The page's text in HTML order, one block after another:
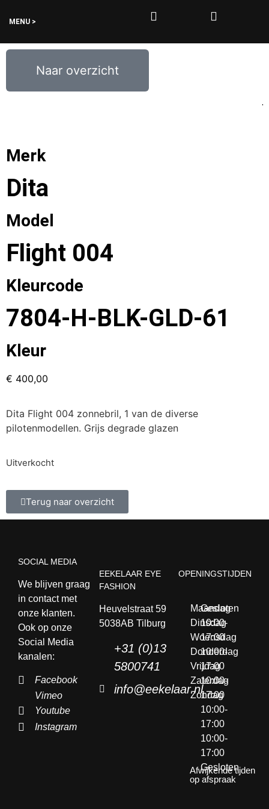
MENU >
Naar overzicht
0,00
Merk
Dita
Model
Flight 004
Kleurcode
7804-H-BLK-GLD-61
Kleur
€ 400,00
Dita Flight 004 zonnebril, 1 van de diverse
pilotenmodellen. Grijs degrade glazen
Uitverkocht
Terug naar overzicht
SOCIAL MEDIA
We blijven graag
in contact met
onze klanten.
Ook op onze
Social Media
kanalen:
Facebook
Vimeo
Youtube
Instagram
EEKELAAR EYE
FASHION
Heuvelstraat 59
5038AB Tilburg
+31 (0)13
5800741
info@eekelaar.nl
OPENINGSTIJDEN
Maandag
Dinsdag
Woensdag
Donderdag
Vrijdag
Zaterdag
Zondag
Gesloten
10:00-
17:00
10:00-
17:00
10:00-
17:00
10:00-
17:00
10:00-
17:00
Gesloten
Afwijkende tijden
op afspraak